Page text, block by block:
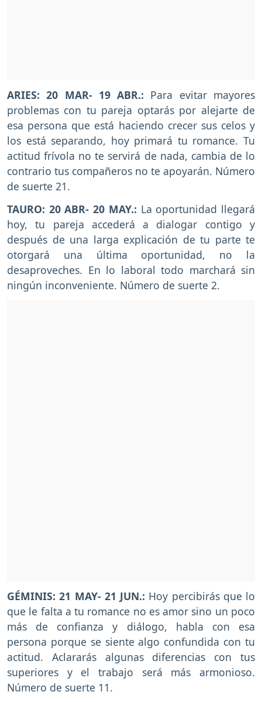
ARIES: 20 MAR- 19 ABR.: Para evitar mayores
problemas con tu pareja optarás por alejarte de
esa persona que está haciendo crecer sus celos y
los está separando, hoy primará tu romance. Tu
actitud frívola no te servirá de nada, cambia de lo
contrario tus compañeros no te apoyarán. Número
de suerte 21.
TAURO: 20 ABR- 20 MAY.: La oportunidad llegará
hoy, tu pareja accederá a dialogar contigo y
después de una larga explicación de tu parte te
otorgará una última oportunidad, no la
desaproveches. En lo laboral todo marchará sin
ningún inconveniente. Número de suerte 2.
GÉMINIS: 21 MAY- 21 JUN.: Hoy percibirás que lo
que le falta a tu romance no es amor sino un poco
más de confianza y diálogo, habla con esa
persona porque se siente algo confundida con tu
actitud. Aclararás algunas diferencias con tus
superiores y el trabajo será más armonioso.
Número de suerte 11.